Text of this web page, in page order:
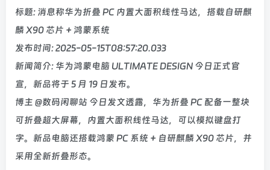
标题: 消息称华为折叠 PC 内置大面积线性马达，搭载自研麒
麟 X90 芯片 + 鸿蒙系统
发布时间: 2025-05-15T08:57:20.033
新闻简介: 华为鸿蒙电脑 ULTIMATE DESIGN 今日正式官
宣，新品将于 5 月 19 日发布。
博主 @数码闲聊站 今日发文透露，华为折叠 PC 配备一整块
可折叠超大屏幕，内置大面积线性马达，可以模拟键盘打
字。新品电脑还搭载鸿蒙 PC 系统 + 自研麒麟 X90 芯片，并
采用全新折叠形态。